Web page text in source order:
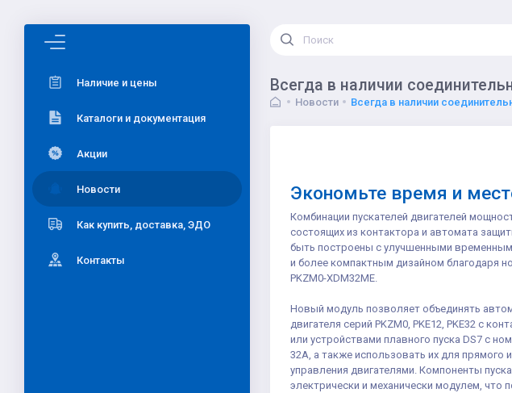
Наличие и цены
Каталоги и документация
Акции
Новости
Как купить, доставка, ЭДО
Контакты
Всегда в наличии
Новости Всегда в наличии
Экономьте время и
Комбинации пускателей двигателей
состоящих из контактора и автомата
быть построены с улучшенными
и более компактным дизайном благодаря
PKZM0-XDM32ME.
Новый модуль позволяет объединять
двигателя серий PKZM0, PKE12, PKE32 с
или устройствами плавного пуска DS7 с
32A, а также использовать их для прямого
управления двигателями. Компоненты
электрически и механически модулем, что